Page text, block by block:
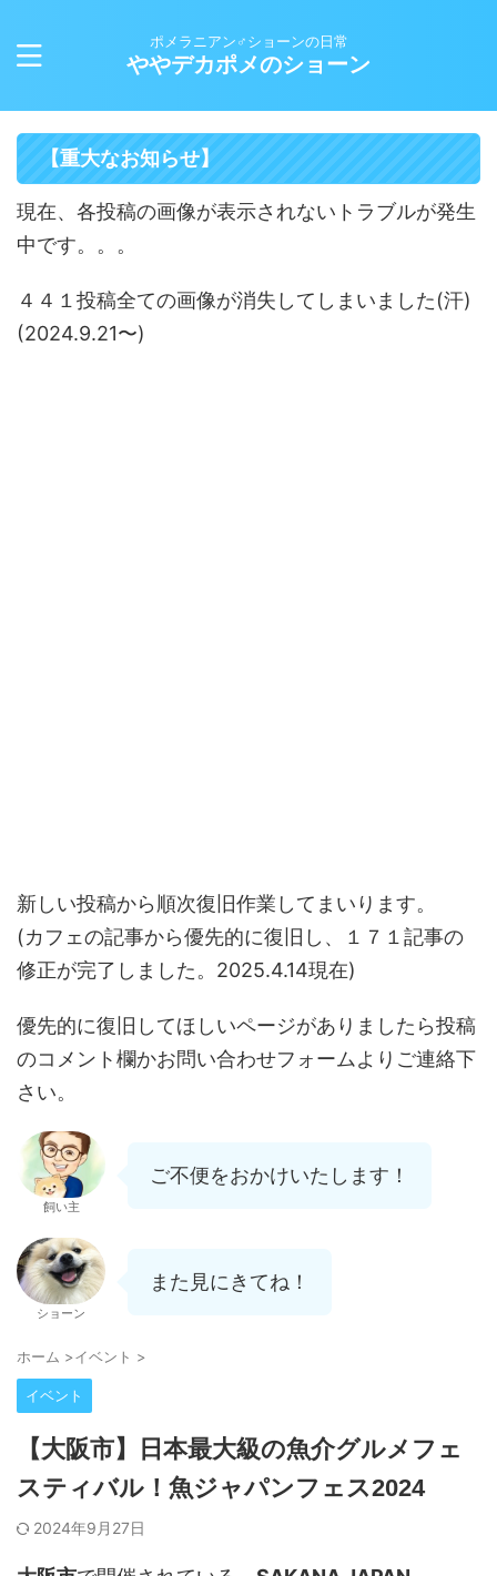
ポメラニアン♂ショーンの日常
ややデカポメのショーン
【重大なお知らせ】
現在、各投稿の画像が表示されないトラブルが発生
中です。。。
４４１投稿全ての画像が消失してしまいました(汗)
(2024.9.21〜)
新しい投稿から順次復旧作業してまいります。
(カフェの記事から優先的に復旧し、１７１記事の
修正が完了しました。2025.4.14現在)
優先的に復旧してほしいページがありましたら投稿
のコメント欄かお問い合わせフォームよりご連絡下
さい。
飼い主
ご不便をおかけいたします！
ショーン
また見にきてね！
ホーム >イベント >
イベント
【大阪市】日本最大級の魚介グルメフェ
スティバル！魚ジャパンフェス2024
2024年9月27日